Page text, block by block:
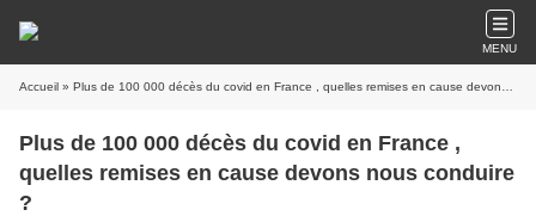
MENU
Accueil » Plus de 100 000 décès du covid en France , quelles remises en cause devons nous conduire ?
Plus de 100 000 décès du covid en France ,
quelles remises en cause devons nous conduire
?